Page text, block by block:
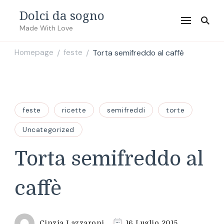
Dolci da sogno
Made With Love
Homepage / feste / Torta semifreddo al caffè
feste ricette semifreddi torte
Uncategorized
Torta semifreddo al
caffè